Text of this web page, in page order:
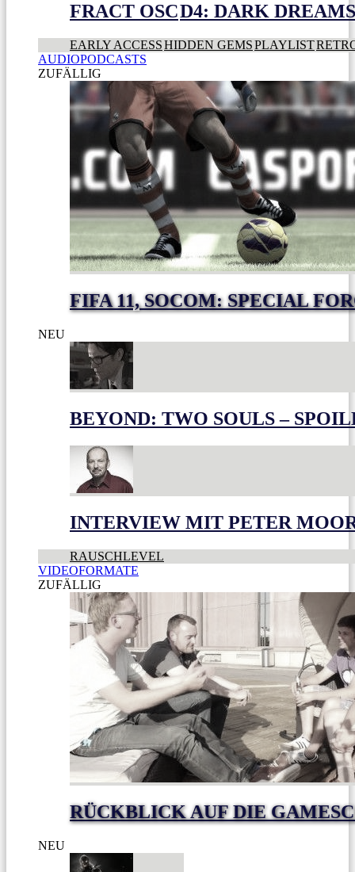
FRACT OSCD4: DARK
EARLY ACCESSHIDDEN GEMSPLAYLIST
AUDIOPODCASTS
ZUFÄLLIG
FIFA 11, SOCOM: SPECIAL
NEU
BEYOND: TWO SOULS –
INTERVIEW MIT PETER
RAUSCHLEVEL
VIDEOFORMATE
ZUFÄLLIG
RÜCKBLICK AUF DIE
NEU